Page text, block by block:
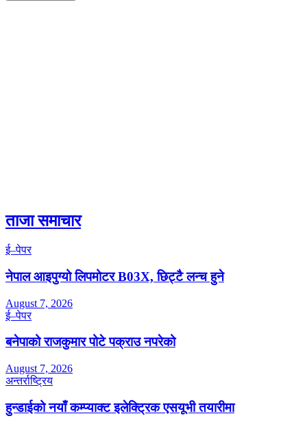
ताजा समाचार
ई–पेपर
नेपाल आइपुग्यो लिपमोटर B03X, छिट्टै लन्च हुने
August 7, 2026
ई–पेपर
बनेपाको राजकुमार पोटे पक्राउ नपरेको
August 7, 2026
अन्तर्राष्ट्रिय
हुन्डाईको नयाँ कम्प्याक्ट इलेक्ट्रिक एसयूभी तयारीमा